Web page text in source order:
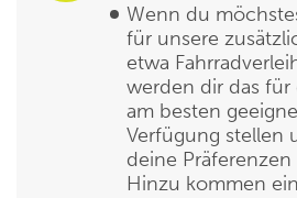
Wenn du
für unsere
etwa
werden dir das
am besten
Verfügung stellen
deine
Hinzu kommen